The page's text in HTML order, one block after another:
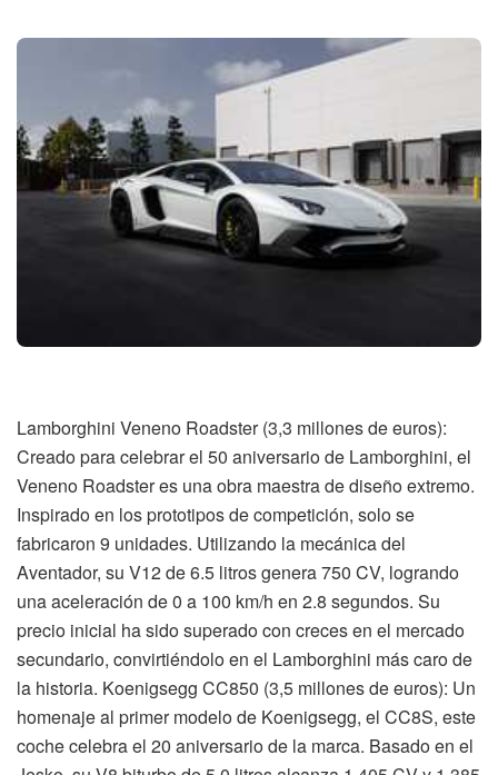
Lamborghini Veneno Roadster (3,3 millones de euros):
Creado para celebrar el 50 aniversario de Lamborghini, el
Veneno Roadster es una obra maestra de diseño extremo.
Inspirado en los prototipos de competición, solo se
fabricaron 9 unidades. Utilizando la mecánica del
Aventador, su V12 de 6.5 litros genera 750 CV, logrando
una aceleración de 0 a 100 km/h en 2.8 segundos. Su
precio inicial ha sido superado con creces en el mercado
secundario, convirtiéndolo en el Lamborghini más caro de
la historia. Koenigsegg CC850 (3,5 millones de euros): Un
homenaje al primer modelo de Koenigsegg, el CC8S, este
coche celebra el 20 aniversario de la marca. Basado en el